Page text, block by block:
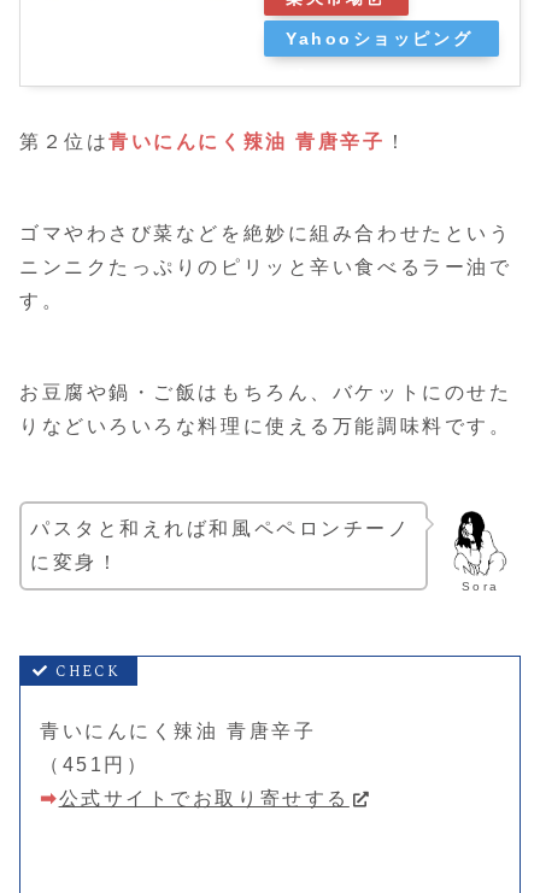
Yahooショッピング
第２位は青いにんにく辣油 青唐辛子 ！
ゴマやわさび菜などを絶妙に組み合わせたという
ニンニクたっぷりのピリッと辛い食べるラー油で
す。
お豆腐や鍋・ご飯はもちろん、バケットにのせた
りなどいろいろな料理に使える万能調味料です。
Sora
パスタと和えれば和風ペペロンチーノ
に変身！
青いにんにく辣油 青唐辛子
（451円）
➡公式サイトでお取り寄せする